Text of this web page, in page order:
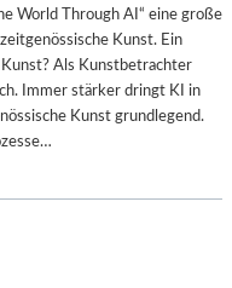
World Through AI“ eine große
Kunst. Ein
Als Kunstbetrachter
Immer stärker dringt KI in
Kunst grundlegend.